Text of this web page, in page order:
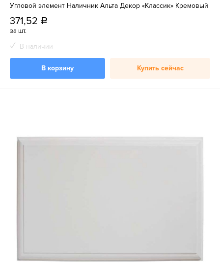
Угловой элемент Наличник Альта Декор «Классик» Кремовый
371,52 a
за шт.
В наличии
В корзину Купить сейчас